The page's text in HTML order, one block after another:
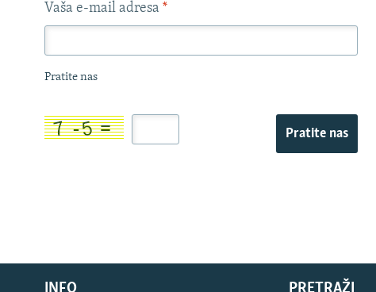
Vaša e-mail adresa *
Pratite nas
Pratite nas